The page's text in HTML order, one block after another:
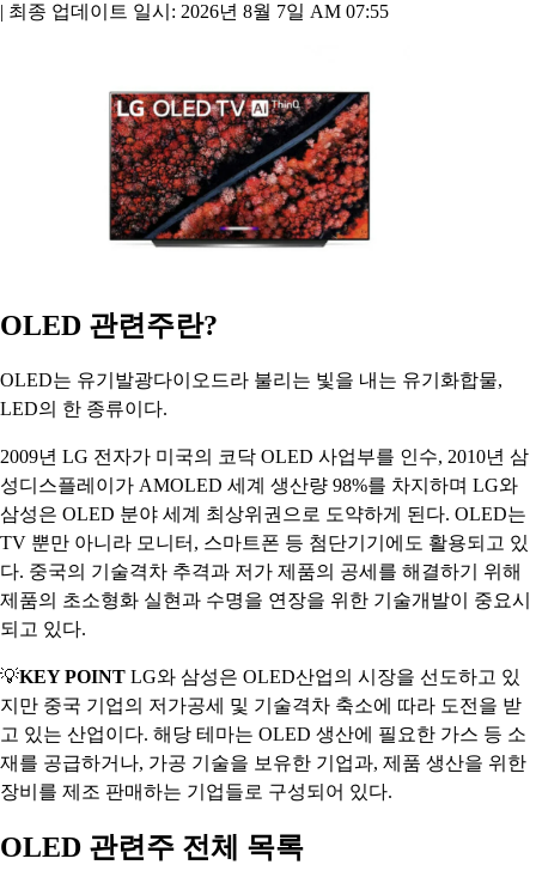
| 최종 업데이트 일시: 2026년 8월 7일 AM 07:55
OLED 관련주란?
OLED는 유기발광다이오드라 불리는 빛을 내는 유기화합물,
LED의 한 종류이다.
2009년 LG 전자가 미국의 코닥 OLED 사업부를 인수, 2010년 삼
성디스플레이가 AMOLED 세계 생산량 98%를 차지하며 LG와
삼성은 OLED 분야 세계 최상위권으로 도약하게 된다. OLED는
TV 뿐만 아니라 모니터, 스마트폰 등 첨단기기에도 활용되고 있
다. 중국의 기술격차 추격과 저가 제품의 공세를 해결하기 위해
제품의 초소형화 실현과 수명을 연장을 위한 기술개발이 중요시
되고 있다.
💡KEY POINT LG와 삼성은 OLED산업의 시장을 선도하고 있
지만 중국 기업의 저가공세 및 기술격차 축소에 따라 도전을 받
고 있는 산업이다. 해당 테마는 OLED 생산에 필요한 가스 등 소
재를 공급하거나, 가공 기술을 보유한 기업과, 제품 생산을 위한
장비를 제조 판매하는 기업들로 구성되어 있다.
OLED 관련주 전체 목록